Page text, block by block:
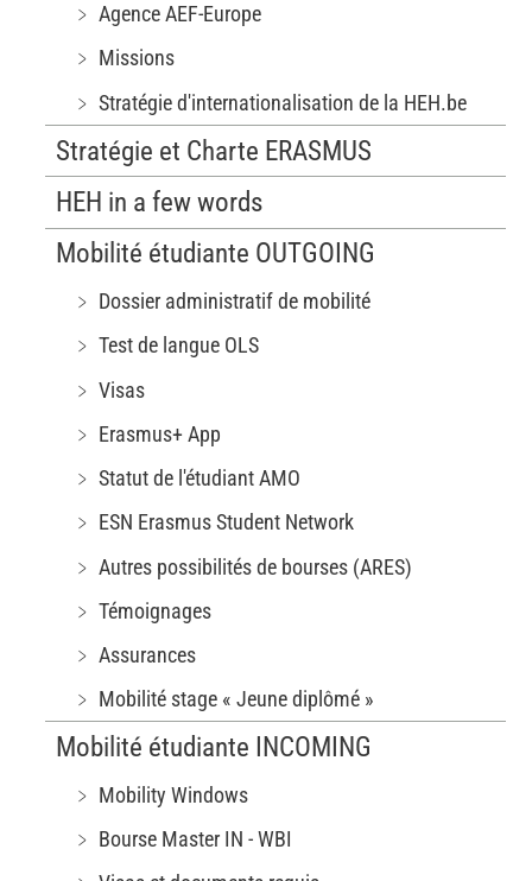
﹥ Agence AEF-Europe
﹥ Missions
﹥ Stratégie d'internationalisation de la HEH.be
Stratégie et Charte ERASMUS
HEH in a few words
Mobilité étudiante OUTGOING
﹥ Dossier administratif de mobilité
﹥ Test de langue OLS
﹥ Visas
﹥ Erasmus+ App
﹥ Statut de l'étudiant AMO
﹥ ESN Erasmus Student Network
﹥ Autres possibilités de bourses (ARES)
﹥ Témoignages
﹥ Assurances
﹥ Mobilité stage « Jeune diplômé »
Mobilité étudiante INCOMING
﹥ Mobility Windows
﹥ Bourse Master IN - WBI